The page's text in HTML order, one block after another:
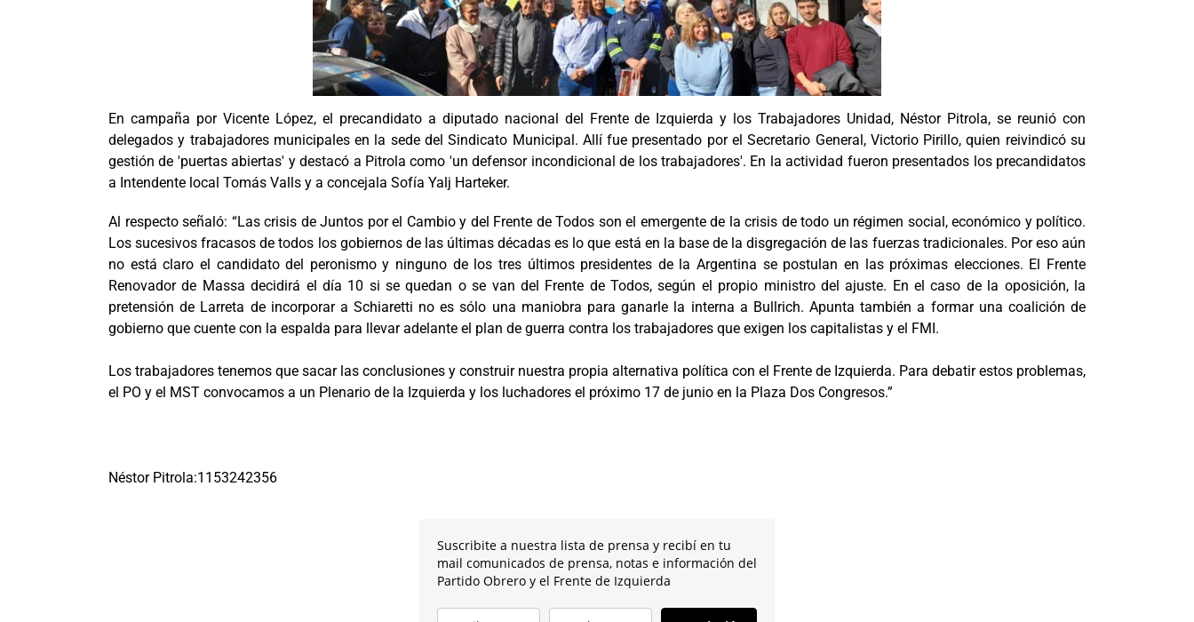
En campaña por Vicente López, el precandidato a diputado nacional del Frente de Izquierda y los Trabajadores Unidad, Néstor Pitrola, se reunió con
delegados y trabajadores municipales en la sede del Sindicato Municipal. Allí fue presentado por el Secretario General, Victorio Pirillo, quien reivindicó su
gestión de 'puertas abiertas' y destacó a Pitrola como 'un defensor incondicional de los trabajadores'. En la actividad fueron presentados los precandidatos
a Intendente local Tomás Valls y a concejala Sofía Yalj Harteker.
Al respecto señaló: “Las crisis de Juntos por el Cambio y del Frente de Todos son el emergente de la crisis de todo un régimen social, económico y político.
Los sucesivos fracasos de todos los gobiernos de las últimas décadas es lo que está en la base de la disgregación de las fuerzas tradicionales. Por eso aún
no está claro el candidato del peronismo y ninguno de los tres últimos presidentes de la Argentina se postulan en las próximas elecciones. El Frente
Renovador de Massa decidirá el día 10 si se quedan o se van del Frente de Todos, según el propio ministro del ajuste. En el caso de la oposición, la
pretensión de Larreta de incorporar a Schiaretti no es sólo una maniobra para ganarle la interna a Bullrich. Apunta también a formar una coalición de
gobierno que cuente con la espalda para llevar adelante el plan de guerra contra los trabajadores que exigen los capitalistas y el FMI.
Los trabajadores tenemos que sacar las conclusiones y construir nuestra propia alternativa política con el Frente de Izquierda. Para debatir estos problemas,
el PO y el MST convocamos a un Plenario de la Izquierda y los luchadores el próximo 17 de junio en la Plaza Dos Congresos.”
Néstor Pitrola:1153242356
Suscribite a nuestra lista de prensa y recibí en tu
mail comunicados de prensa, notas e información del
Partido Obrero y el Frente de Izquierda